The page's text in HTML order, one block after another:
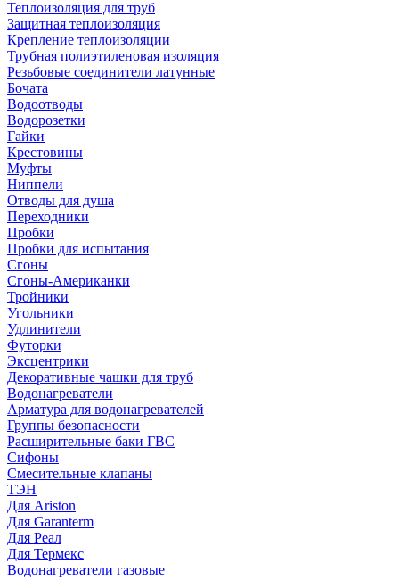
Теплоизоляция для труб
Защитная теплоизоляция
Крепление теплоизоляции
Трубная полиэтиленовая изоляция
Резьбовые соединители латунные
Бочата
Водоотводы
Водорозетки
Гайки
Крестовины
Муфты
Ниппели
Отводы для душа
Переходники
Пробки
Пробки для испытания
Сгоны
Сгоны-Американки
Тройники
Угольники
Удлинители
Футорки
Эксцентрики
Декоративные чашки для труб
Водонагреватели
Арматура для водонагревателей
Группы безопасности
Расширительные баки ГВС
Сифоны
Смесительные клапаны
ТЭН
Для Ariston
Для Garanterm
Для Реал
Для Термекс
Водонагреватели газовые